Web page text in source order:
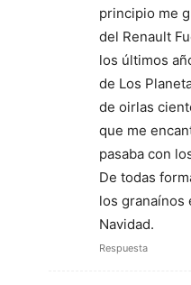
principio me
del Renault
los últimos
de Los
de oirlas
que me
pasaba con
De todas
los granaínos
Navidad.
Respuesta